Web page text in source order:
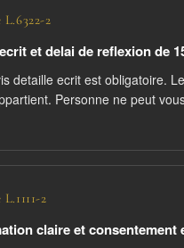
2
et delai de reflexion de
detaille ecrit est obligatoire.
Personne ne peut
2
claire et consentement